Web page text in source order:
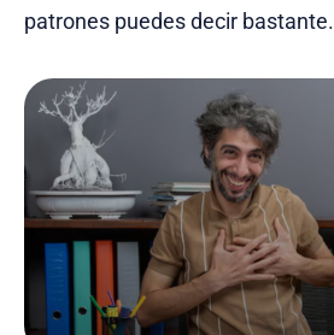
patrones puedes decir bastante.